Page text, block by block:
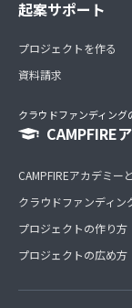
起案サポート
プロジェクトを作る
資料請求
クラウドファンディン
CAMPFIRE
CAMPFIREアカデミー
クラウドファンディン
プロジェクトの作り方
プロジェクトの広め方